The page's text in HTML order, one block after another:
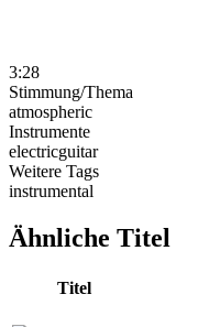
3:28
Stimmung/Thema
atmospheric
Instrumente
electricguitar
Weitere Tags
instrumental
Ähnliche Titel
Titel